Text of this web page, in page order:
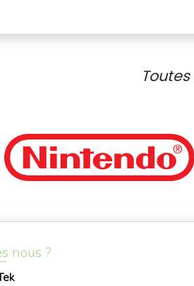
nous ?